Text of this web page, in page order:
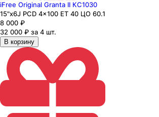
iFree Original Granta II КС1030
15"x6J PCD 4x100 ЕТ 40 ЦО 60.1
8 000 ₽
32 000 ₽ за 4 шт.
В корзину